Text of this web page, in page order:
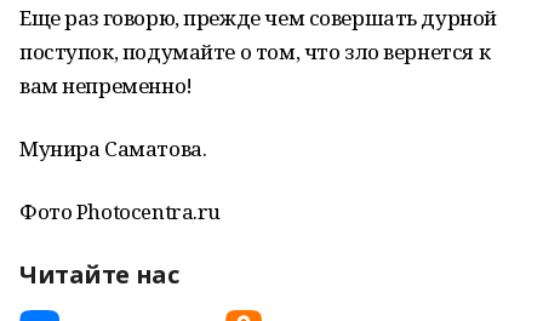
Еще раз говорю, прежде чем совершать дурной
поступок, подумайте о том, что зло вернется к
вам непременно!
Мунира Саматова.
Фото Photocentra.ru
Читайте нас